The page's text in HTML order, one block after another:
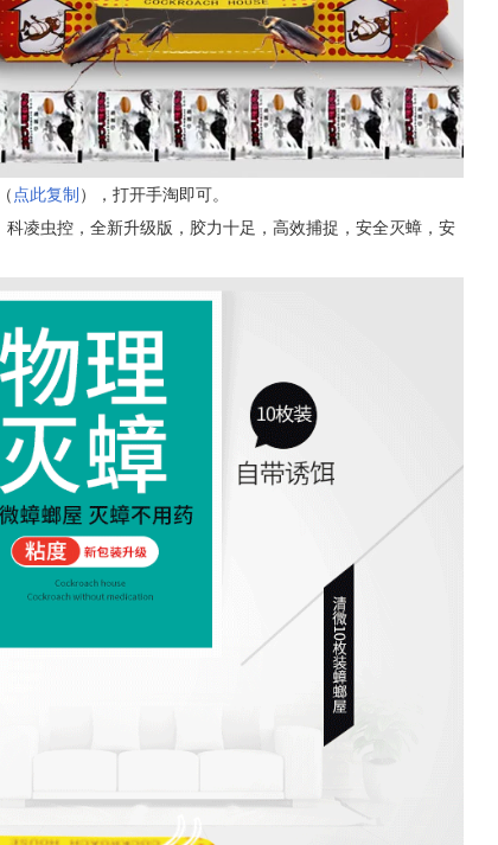
点此复制 ），打开手淘即可。
凌虫控，全新升级版，胶力十足，高效捕捉，安全灭蟑，安